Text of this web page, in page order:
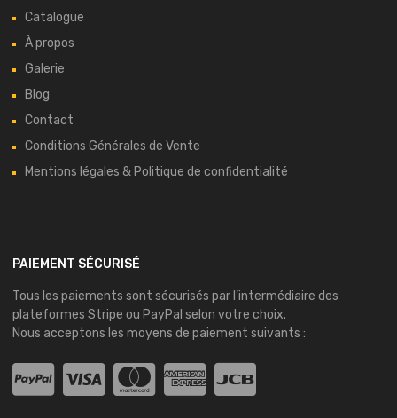
Catalogue
À propos
Galerie
Blog
Contact
Conditions Générales de Vente
Mentions légales & Politique de confidentialité
PAIEMENT SÉCURISÉ
Tous les paiements sont sécurisés par l’intermédiaire des
plateformes Stripe ou PayPal selon votre choix.
Nous acceptons les moyens de paiement suivants :